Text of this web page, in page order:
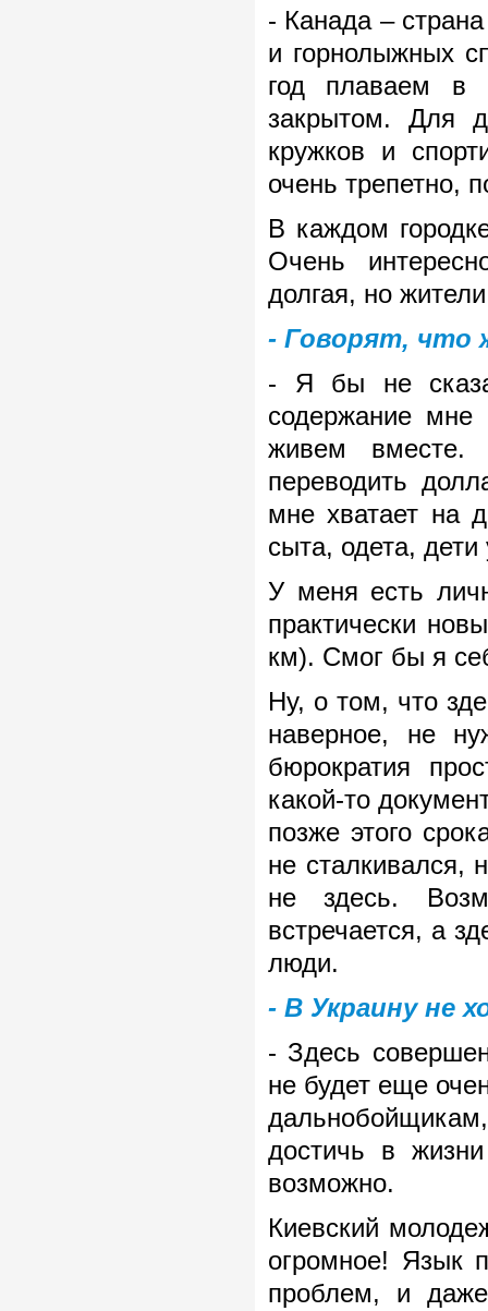
- Канада –
и горнолыжных
год плаваем в
закрытом. Для
кружков и
очень трепетно,
В каждом
Очень
долгая, но
- Говорят, что
- Я бы не
содержание мне
живем вместе.
переводить
мне хватает на
сыта, одета, дети
У меня есть
практически
км). Смог бы я
Ну, о том, что
наверное, не
бюрократия
какой-то
позже этого
не сталкивался,
не здесь.
встречается, а
люди.
- В Украину не
- Здесь
не будет еще
достичь в
возможно.
Киевский
огромное! Язык
проблем, и